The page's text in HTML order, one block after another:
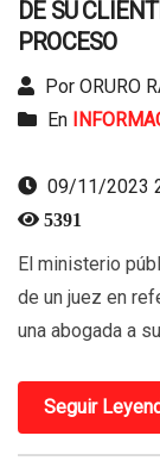
DE SU
PROCESO
Por ORURO
En
09/11/2023
5391
El ministerio
de un juez en
una abogada a
Seguir